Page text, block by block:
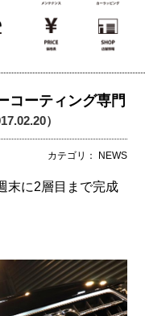
コーティング専門
）
カテゴリ： NEWS
末に2層目まで完成